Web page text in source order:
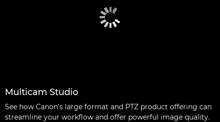
Multicam Studio
See how Canon’s large format and PTZ product offering can
streamline your workflow and offer powerful image quality.